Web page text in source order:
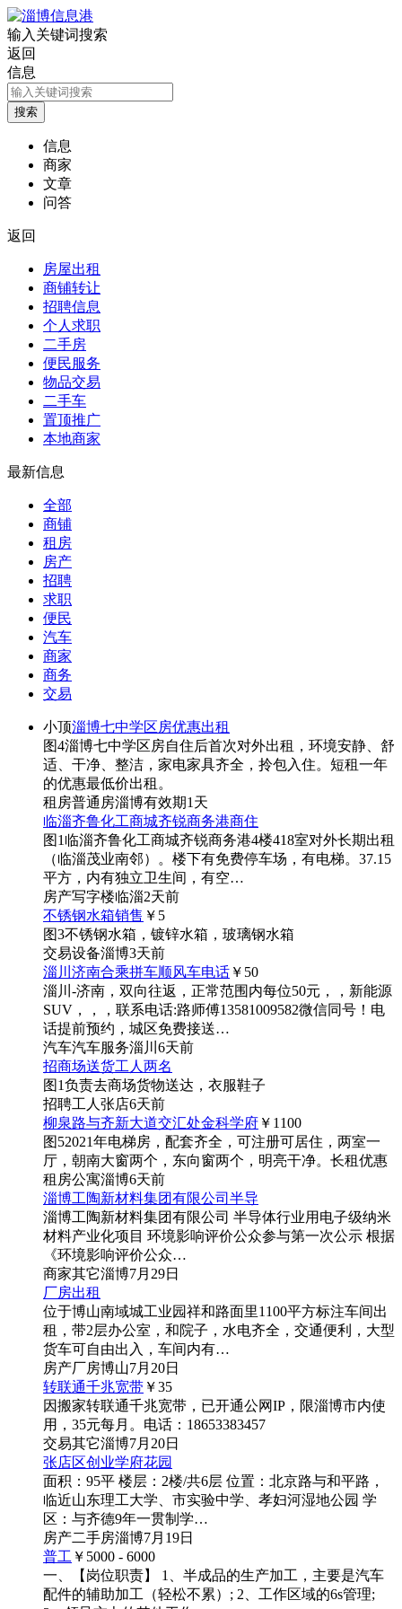
输入关键词搜索
返回
信息
信息
商家
文章
问答
返回
房屋出租
商铺转让
招聘信息
个人求职
二手房
便民服务
物品交易
二手车
置顶推广
本地商家
最新信息
全部
商铺
租房
房产
招聘
求职
便民
汽车
商家
商务
交易
小顶淄博七中学区房优惠出租
图4淄博七中学区房自住后首次对外出租，环境安静、舒
适、干净、整洁，家电家具齐全，拎包入住。短租一年
的优惠最低价出租。
租房普通房淄博有效期1天
临淄齐鲁化工商城齐锐商务港商住
图1 临淄齐鲁化工商城齐锐商务港4楼418室对外长期出租
（临淄茂业南邻）。楼下有免费停车场，有电梯。37.15
平方，内有独立卫生间，有空…
房产写字楼临淄2天前
不锈钢水箱销售 ￥5
图3不锈钢水箱，镀锌水箱，玻璃钢水箱
交易设备淄博3天前
淄川济南合乘拼车顺风车电话 ￥50
淄川-济南，双向往返，正常范围内每位50元，，新能源
SUV，，，联系电话:路师傅13581009582微信同号！电
话提前预约，城区免费接送…
汽车汽车服务淄川 6天前
招商场送货工人两名
图1负责去商场货物送达，衣服鞋子
招聘工人 张店6天前
柳泉路与齐新大道交汇处金科学府 ￥1100
图52021年电梯房，配套齐全，可注册可居住，两室一
厅，朝南大窗两个，东向窗两个，明亮干净。长租优惠
租房公寓淄博6天前
淄博工陶新材料集团有限公司半导
淄博工陶新材料集团有限公司 半导体行业用电子级纳米
材料产业化项目 环境影响评价公众参与第一次公示 根据
《环境影响评价公众…
商家其它淄博7月29日
厂房出租
位于博山南域城工业园祥和路面里1100平方标注车间出
租，带2层办公室，和院子，水电齐全，交通便利，大型
货车可自由出入，车间内有…
房产厂房博山7月20日
转联通千兆宽带 ￥35
因搬家转联通千兆宽带，已开通公网IP，限淄博市内使
用，35元每月。电话：18653383457
交易其它淄博7月20日
张店区创业学府花园
面积：95平 楼层：2楼/共6层 位置：北京路与和平路，
临近山东理工大学、市实验中学、孝妇河湿地公园 学
区：与齐德9年一贯制学…
房产二手房淄博7月19日
普工 ￥5000 - 6000
一、【岗位职责】 1、半成品的生产加工，主要是汽车
配件的辅助加工（轻松不累）; 2、工作区域的6s管理;